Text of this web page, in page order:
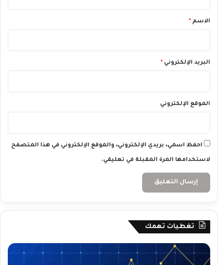
*الاسم *
البريد الإلكتروني *
الموقع الإلكتروني
احفظ اسمي، بريدي الإلكتروني، والموقع الإلكتروني في هذا المتصفح
لاستخدامها المرة المقبلة في تعليقي.
تغطيات تهمك